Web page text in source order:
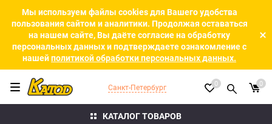
Мы используем файлы cookies для Вашего удобства
пользования сайтом и аналитики. Продолжая оставаться
на нашем сайте, Вы даёте согласие на обработку
персональных данных и подтверждаете ознакомление с
нашейполитикой обработки персональных данных.
КАТАЛОГ ТОВАРОВ
Санкт-Петербург 0 0